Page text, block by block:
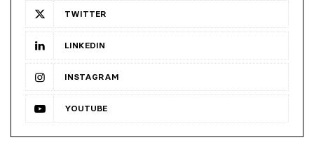
TWITTER
LINKEDIN
INSTAGRAM
YOUTUBE